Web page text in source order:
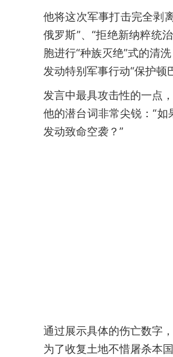
他将这次军事打击完全剥
俄罗斯”、“拒绝新纳粹统
胞进行“种族灭绝”式的清
发动特别军事行动“保护顿
发言中最具攻击性的一点
他的潜台词非常尖锐：“
发动致命空袭？”
通过展示具体的伤亡数字
为了收复土地不惜屠杀本